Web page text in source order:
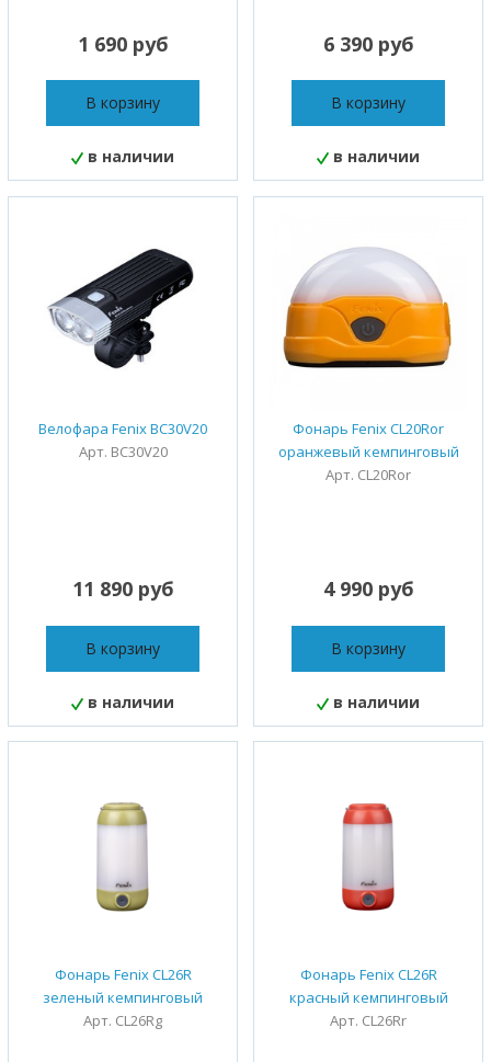
1 690 руб
В корзину
в наличии
6 390 руб
В корзину
в наличии
Велофара Fenix BC30V20
Арт. BC30V20
11 890 руб
В корзину
в наличии
Фонарь Fenix CL20Ror
оранжевый кемпинговый
Арт. CL20Ror
4 990 руб
В корзину
в наличии
Фонарь Fenix CL26R
зеленый кемпинговый
Арт. CL26Rg
Фонарь Fenix CL26R
красный кемпинговый
Арт. CL26Rr